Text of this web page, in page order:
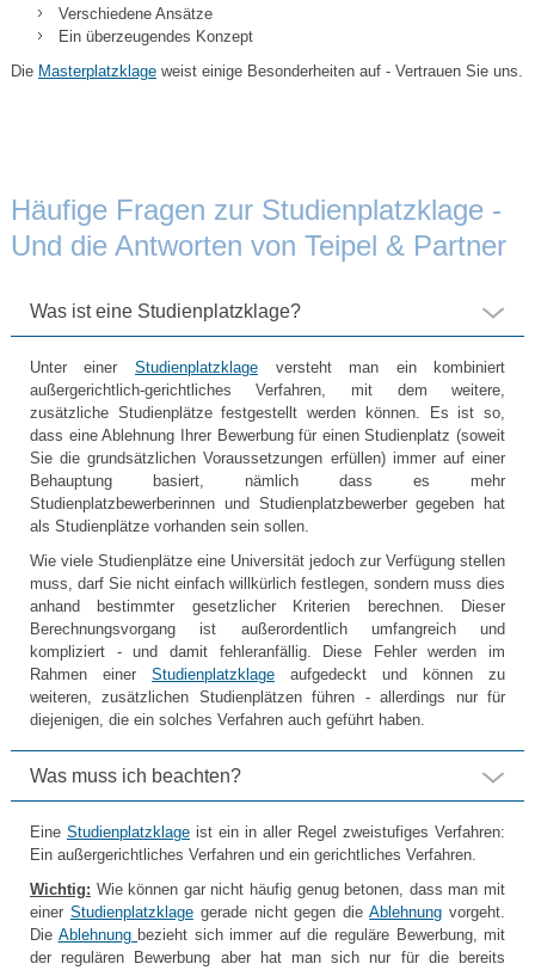
Verschiedene Ansätze
Ein überzeugendes Konzept
Die Masterplatzklageweist einige Besonderheiten auf - Vertrauen Sie uns.
Häufige Fragen zur Studienplatzklage -
Und die Antworten von Teipel & Partner
Was ist eine Studienplatzklage?
Unter einer Studienplatzklageversteht man ein kombiniert
außergerichtlich-gerichtliches Verfahren, mit dem weitere,
zusätzliche Studienplätze festgestellt werden können. Es ist so,
dass eine Ablehnung Ihrer Bewerbung für einen Studienplatz (soweit
Sie die grundsätzlichen Voraussetzungen erfüllen) immer auf einer
Behauptung basiert, nämlich dass es mehr
Studienplatzbewerberinnen und Studienplatzbewerber gegeben hat
als Studienplätze vorhanden sein sollen.
Wie viele Studienplätze eine Universität jedoch zur Verfügung stellen
muss, darf Sie nicht einfach willkürlich festlegen, sondern muss dies
anhand bestimmter gesetzlicher Kriterien berechnen. Dieser
Berechnungsvorgang ist außerordentlich umfangreich und
kompliziert - und damit fehleranfällig. Diese Fehler werden im
Rahmen einer Studienplatzklageaufgedeckt und können zu
weiteren, zusätzlichen Studienplätzen führen - allerdings nur für
diejenigen, die ein solches Verfahren auch geführt haben.
Was muss ich beachten?
Eine Studienplatzklageist ein in aller Regel zweistufiges Verfahren:
Ein außergerichtliches Verfahren und ein gerichtliches Verfahren.
Wichtig: Wie können gar nicht häufig genug betonen, dass man mit
einer Studienplatzklagegerade nicht gegen dieAblehnung vorgeht.
Die Ablehnung bezieht sich immer auf die reguläre Bewerbung, mit
der regulären Bewerbung aber hat man sich nur für die bereits